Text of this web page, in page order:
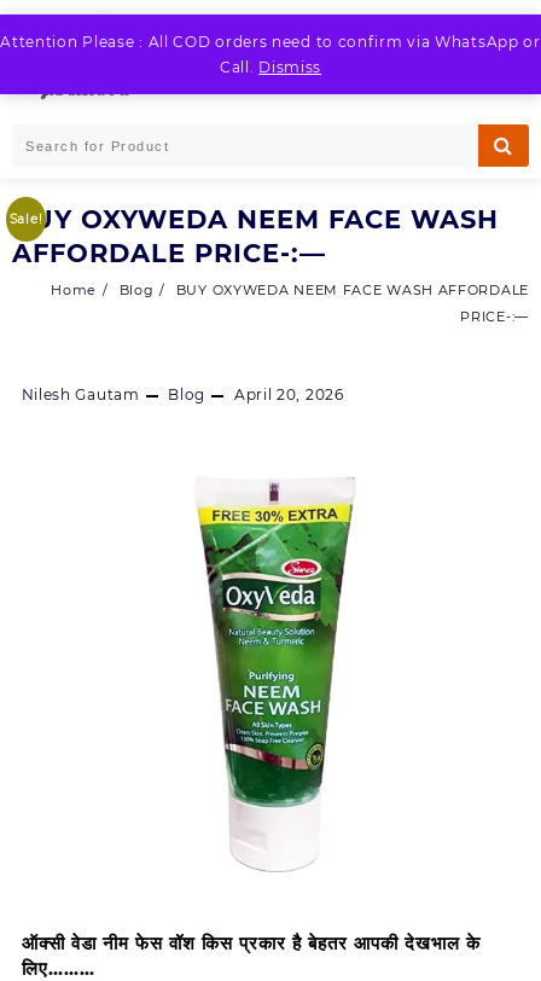
Attention Please : All COD orders need to confirm via WhatsApp or
Call. Dismiss
Skip
to
BUY OXYWEDA NEEM FACE WASH
AFFORDALE PRICE-:—
Home Blog
BUY OXYWEDA NEEM FACE WASH AFFORDALE
PRICE-:—
Nilesh Gautam Blog April 20, 2026
ऑक्सी वेडा नीम फेस वॉश किस प्रकार है बेहतर आपकी देखभाल के
लिए………
Sale!